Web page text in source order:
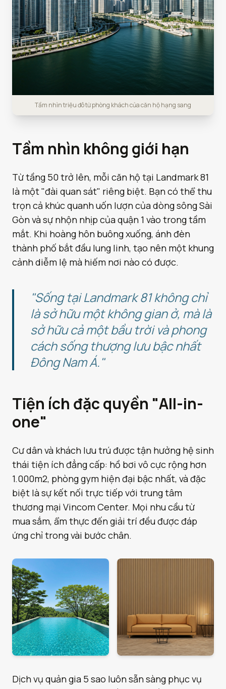
Tầm nhìn triệu đô từ phòng khách của căn hộ hạng sang
Tầm nhìn không giới hạn
Từ tầng 50 trở lên, mỗi căn hộ tại Landmark 81
là một "đài quan sát" riêng biệt. Bạn có thể thu
trọn cả khúc quanh uốn lượn của dòng sông Sài
Gòn và sự nhộn nhịp của quận 1 vào trong tầm
mắt. Khi hoàng hôn buông xuống, ánh đèn
thành phố bắt đầu lung linh, tạo nên một khung
cảnh diễm lệ mà hiếm nơi nào có được.
"Sống tại Landmark 81 không chỉ
là sở hữu một không gian ở, mà là
sở hữu cả một bầu trời và phong
cách sống thượng lưu bậc nhất
Đông Nam Á."
Tiện ích đặc quyền "All-in-
one"
Cư dân và khách lưu trú được tận hưởng hệ sinh
thái tiện ích đẳng cấp: hồ bơi vô cực rộng hơn
1.000m2, phòng gym hiện đại bậc nhất, và đặc
biệt là sự kết nối trực tiếp với trung tâm
thương mại Vincom Center. Mọi nhu cầu từ
mua sắm, ẩm thực đến giải trí đều được đáp
ứng chỉ trong vài bước chân.
Dịch vụ quản gia 5 sao luôn sẵn sàng phục vụ